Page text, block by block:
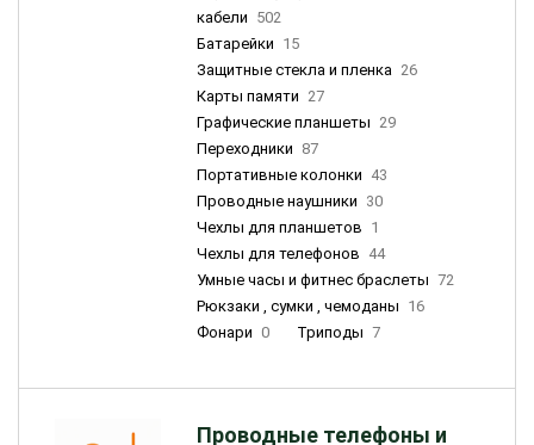
кабели 502
Батарейки 15
Защитные стекла и пленка 26
Карты памяти 27
Графические планшеты 29
Переходники 87
Портативные колонки 43
Проводные наушники 30
Чехлы для планшетов 1
Чехлы для телефонов 44
Умные часы и фитнес браслеты 72
Рюкзаки , сумки , чемоданы 16
Фонари 0 Триподы 7
Проводные телефоны и